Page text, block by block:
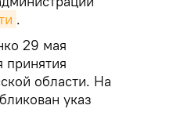
.
29 мая
принятия
области. На
указ